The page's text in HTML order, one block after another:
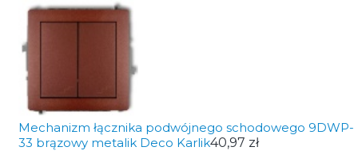
Mechanizm łącznika podwójnego schodowego 9DWP-
33 brązowy metalik Deco Karlik40,97 zł